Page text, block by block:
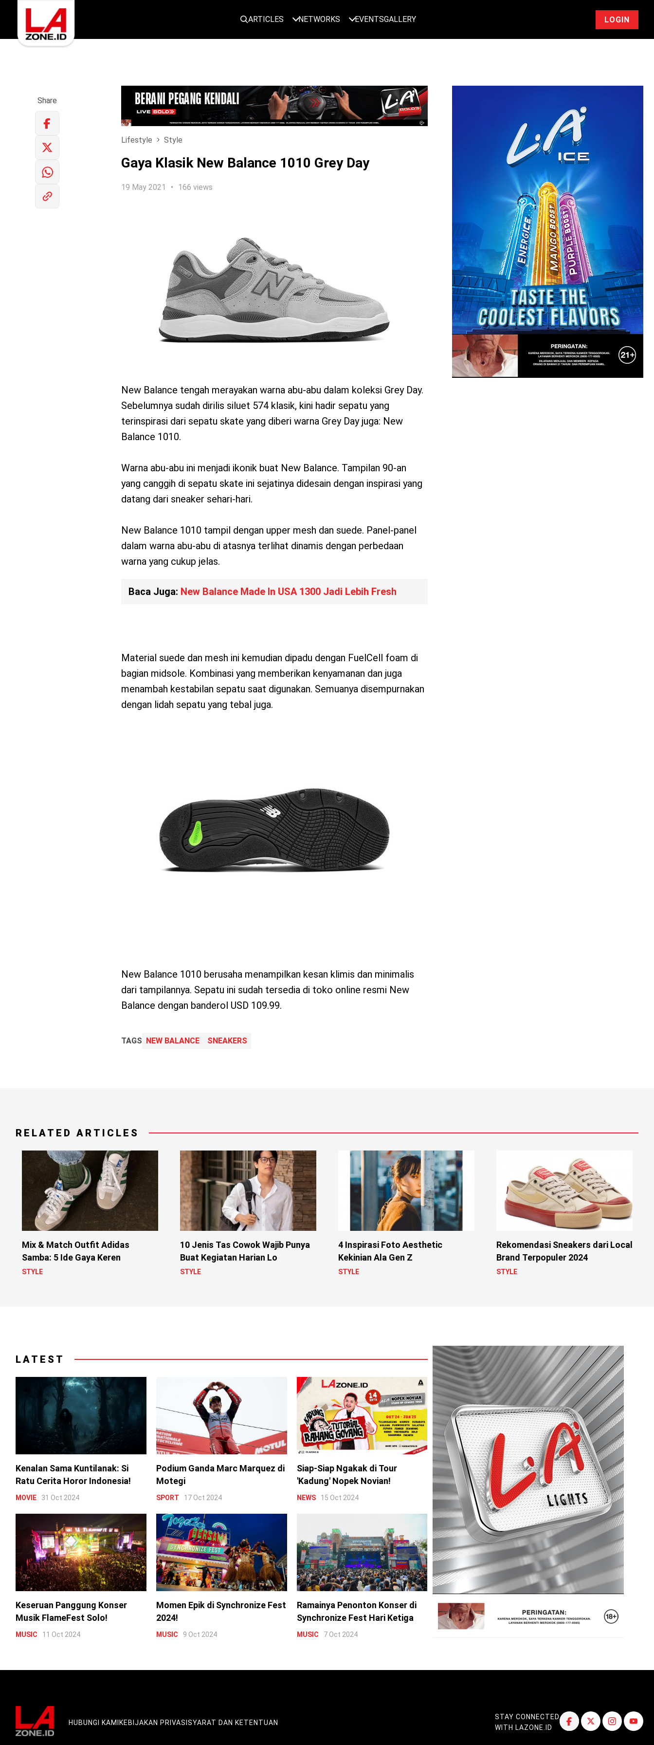
ARTICLES NETWORKS EVENTSGALLERY LOGIN
benefit
menarik
LOGIN
Share
Lifestyle Style
Gaya Klasik New Balance 1010 Grey Day
19 May 2021 166 views
New Balance tengah merayakan warna abu-abu dalam koleksi Grey Day.
Sebelumnya sudah dirilis siluet 574 klasik, kini hadir sepatu yang
terinspirasi dari sepatu skate yang diberi warna Grey Day juga: New
Balance 1010.
Warna abu-abu ini menjadi ikonik buat New Balance. Tampilan 90-an
yang canggih di sepatu skate ini sejatinya didesain dengan inspirasi yang
datang dari sneaker sehari-hari.
New Balance 1010 tampil dengan upper mesh dan suede. Panel-panel
dalam warna abu-abu di atasnya terlihat dinamis dengan perbedaan
warna yang cukup jelas.
Baca Juga: New Balance Made In USA 1300 Jadi Lebih Fresh
Material suede dan mesh ini kemudian dipadu dengan FuelCell foam di
bagian midsole. Kombinasi yang memberikan kenyamanan dan juga
menambah kestabilan sepatu saat digunakan. Semuanya disempurnakan
dengan lidah sepatu yang tebal juga.
New Balance 1010 berusaha menampilkan kesan klimis dan minimalis
dari tampilannya. Sepatu ini sudah tersedia di toko online resmi New
Balance dengan banderol USD 109.99.
TAGS NEW BALANCE SNEAKERS
RELATED ARTICLES
Mix & Match Outfit Adidas
Samba: 5 Ide Gaya Keren
STYLE
10 Jenis Tas Cowok Wajib Punya
Buat Kegiatan Harian Lo
STYLE
4 Inspirasi Foto Aesthetic
Kekinian Ala Gen Z
STYLE
Rekomendasi Sneakers dari Local
Brand Terpopuler 2024
STYLE
LATEST
Kenalan Sama Kuntilanak: Si
Ratu Cerita Horor Indonesia!
MOVIE 31 Oct 2024
Podium Ganda Marc Marquez di
Motegi
SPORT 17 Oct 2024
Siap-Siap Ngakak di Tour
'Kadung' Nopek Novian!
NEWS 15 Oct 2024
Keseruan Panggung Konser
Musik FlameFest Solo!
MUSIC 11 Oct 2024
Momen Epik di Synchronize Fest
2024!
MUSIC 9 Oct 2024
Ramainya Penonton Konser di
Synchronize Fest Hari Ketiga
MUSIC 7 Oct 2024
HUBUNGI KAMIKEBIJAKAN PRIVASISYARAT DAN KETENTUAN
STAY CONNECTED
WITH LAZONE.ID